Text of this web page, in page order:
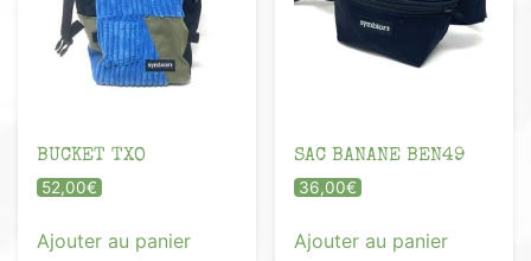
BUCKET TXO
52,00€
Ajouter au panier
SAC BANANE BEN49
36,00€
Ajouter au panier